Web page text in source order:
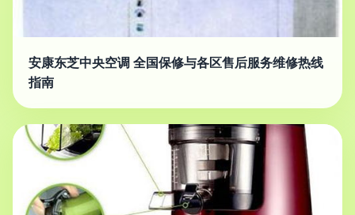
安康东芝中央空调 全国保修与各区售后服务维修热线
指南